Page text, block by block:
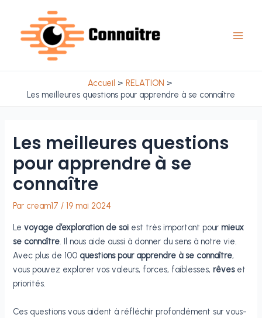
contenu
Accueil
RELATION
Les meilleures questions pour apprendre à se connaître
Les meilleures questions
pour apprendre à se
connaître
Par cream17 / 19 mai 2024
Levoyage d’exploration de soi est très important pour mieux
se connaître. Il nous aide aussi à donner du sens à notre vie.
Avec plus de 100 questions pour apprendre à se connaître,
vous pouvez explorer vos valeurs, forces, faiblesses, rêveset
priorités.
Ces questions vous aident à réfléchir profondément sur vous-